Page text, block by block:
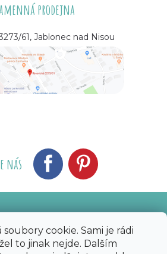
cookie. Sami je rádi
to jinak nejde. Dalším
prodejna
61, Jablonec nad Nisou
nás